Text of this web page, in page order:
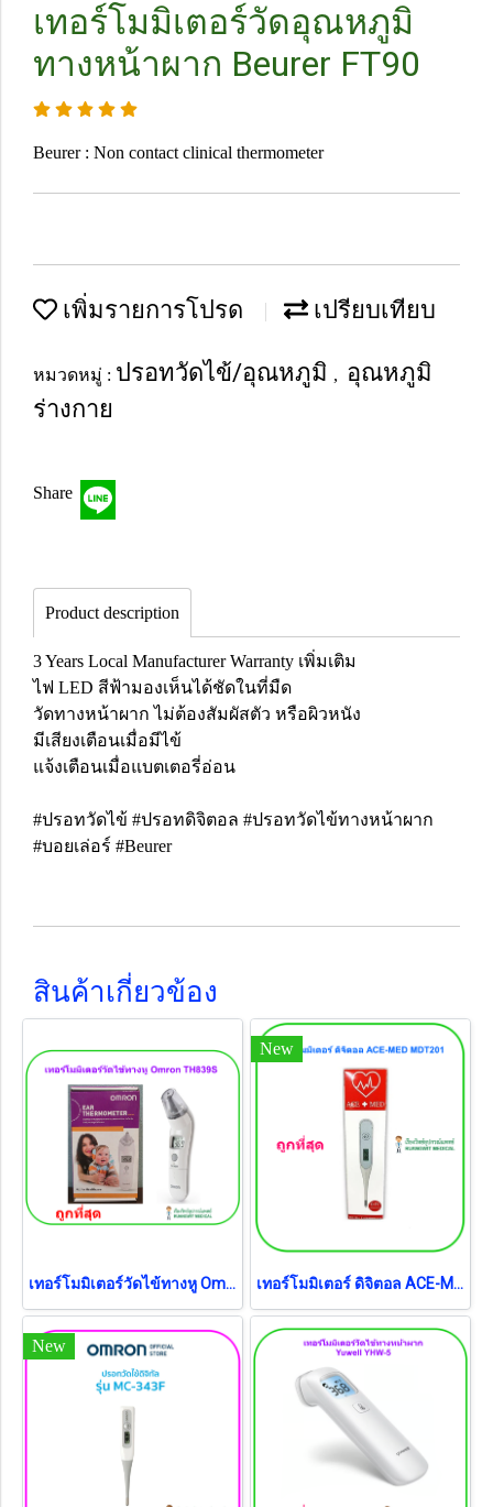
เทอร์โมมิเตอร์วัดอุณหภูมิ
ทางหน้าผาก Beurer FT90
Beurer : Non contact clinical thermometer
เพิ่มรายการโปรด เปรียบเทียบ
หมวดหมู่ : ปรอทวัดไข้/อุณหภูมิ , อุณหภูมิ
ร่างกาย
Share
Product description
3 Years Local Manufacturer Warranty เพิ่มเติม
ไฟ LED สีฟ้ามองเห็นได้ชัดในที่มืด
วัดทางหน้าผาก ไม่ต้องสัมผัสตัว หรือผิวหนัง
มีเสียงเตือนเมื่อมีไข้
แจ้งเตือนเมื่อแบตเตอรี่อ่อน
#ปรอทวัดไข้ #ปรอทดิจิตอล #ปรอทวัดไข้ทางหน้าผาก
#บอยเล่อร์ #Beurer
สินค้าเกี่ยวข้อง
เทอร์โมมิเตอร์วัดไข้ทางหู Omron TH839S
New
เทอร์โมมิเตอร์ ดิจิตอล ACE-MED MDT201
New